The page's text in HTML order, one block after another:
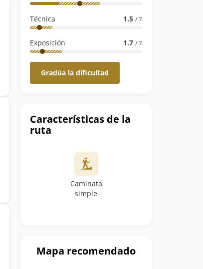
Técnica 1.5 / 7
Exposición 1.7 / 7
Gradúa la dificultad
Características de la
ruta
Caminata
simple
Mapa recomendado